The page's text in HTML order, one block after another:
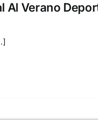
Al Verano